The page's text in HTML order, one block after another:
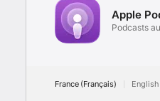
Apple
Podcasts
France (Français) English